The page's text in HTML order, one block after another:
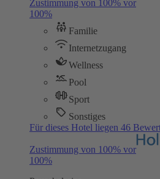
Zustimmung von 100% vor
100%
Familie
Internetzugang
Wellness
Pool
Sport
Sonstiges
Für dieses Hotel liegen 46
Zustimmung von 100% vor
100%